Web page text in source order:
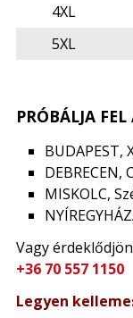
4XL
5XL
PRÓBÁLJA
BUDAPEST,
DEBRECEN,
MISKOLC,
Vagy
+36 70 557 1150
Legyen